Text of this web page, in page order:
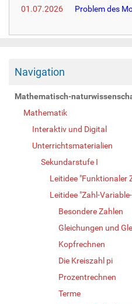
01.07.2026
Problem des
Navigation
Mathematisch-
Mathematik
Interaktiv und Digital
Unterrichtsmaterialien
Sekundarstufe I
Leitidee "Funktionaler
Leitidee "Zahl-
Besondere Zahlen
Gleichungen und
Kopfrechnen
Die Kreiszahl pi
Prozentrechnen
Terme